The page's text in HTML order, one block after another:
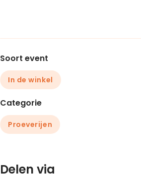
Soort event
In de winkel
Categorie
Proeverijen
Delen via